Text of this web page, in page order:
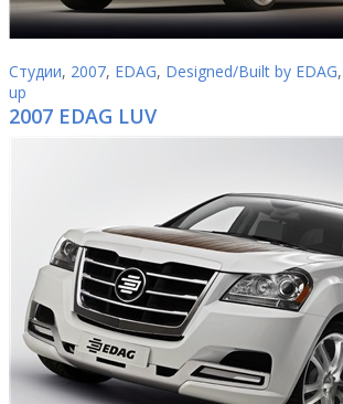
Студии, 2007, EDAG, Designed/Built by EDAG,
up
2007 EDAG LUV